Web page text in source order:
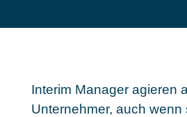
Interim Manager agieren
Unternehmer, auch wenn